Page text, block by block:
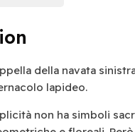
della navata
lapideo.
non ha simboli